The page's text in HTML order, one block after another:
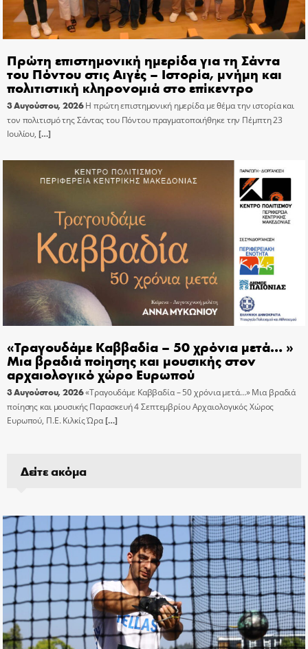
Πρώτη επιστημονική ημερίδα για τη Σάντα
του Πόντου στις Αιγές – Ιστορία, μνήμη και
πολιτιστική κληρονομιά στο επίκεντρο
3 Αυγούστου, 2026 Η πρώτη επιστημονική ημερίδα με θέμα την ιστορία και
τον πολιτισμό της Σάντας του Πόντου πραγματοποιήθηκε την Πέμπτη 23
Ιουλίου, […]
«Τραγουδάμε Καββαδία – 50 χρόνια μετά… »
Μια βραδιά ποίησης και μουσικής στον
αρχαιολογικό χώρο Ευρωπού
3 Αυγούστου, 2026«Τραγουδάμε Καββαδία – 50 χρόνια μετά…» Μια βραδιά
ποίησης και μουσικής Παρασκευή 4 Σεπτεμβρίου Αρχαιολογικός Χώρος
Ευρωπού, Π.Ε. Κιλκίς Ώρα[…]
Δείτε ακόμα